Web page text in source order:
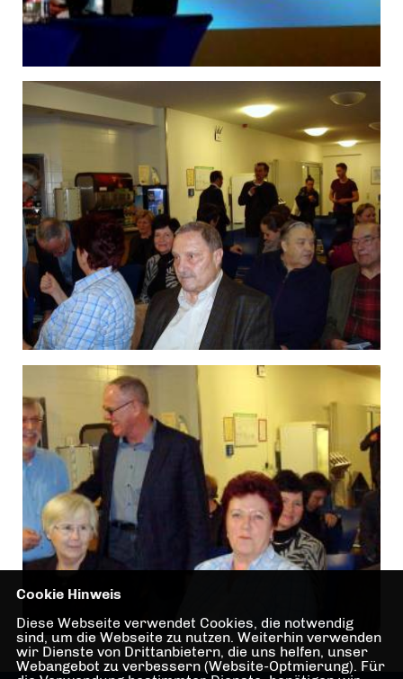
Cookie Hinweis
Diese Webseite verwendet Cookies, die notwendig
sind, um die Webseite zu nutzen. Weiterhin verwenden
wir Dienste von Drittanbietern, die uns helfen, unser
Webangebot zu verbessern (Website-Optmierung). Für